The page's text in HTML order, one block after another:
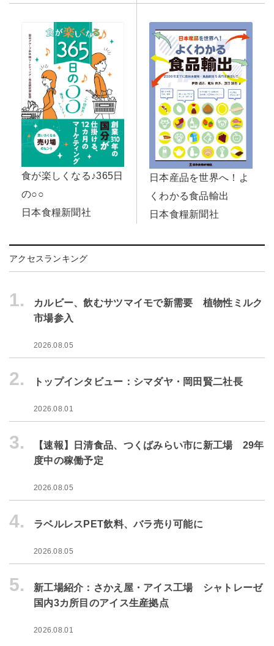
食が楽しくなる♪365日
の○○
日本食糧新聞社
日本産品を世界へ！よ
くわかる食品輸出
日本食糧新聞社
アクセスランキング
1.
カルビー、飲むサツマイモで新需要 植物性ミルク
市場参入
2026.08.05
2. トップインタビュー：シマダヤ・岡田賢二社長
2026.08.01
3.
【速報】日清食品、つくばみらい市に新工場 29年
度中の稼働予定
2026.08.05
4. ラベルレスPET飲料、バラ売り可能に
2026.08.05
5.
新工場紹介：さかえ屋・アイス工場 シャトレーゼ
国内3カ所目のアイス生産拠点
2026.08.01